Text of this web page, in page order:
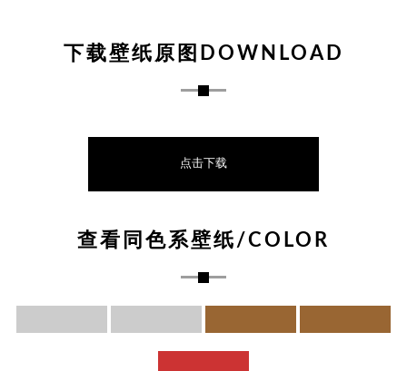
下载壁纸原图DOWNLOAD
点击下载
查看同色系壁纸/COLOR